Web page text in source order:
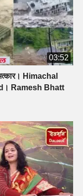
03:52
Himachal
Ramesh Bhatt